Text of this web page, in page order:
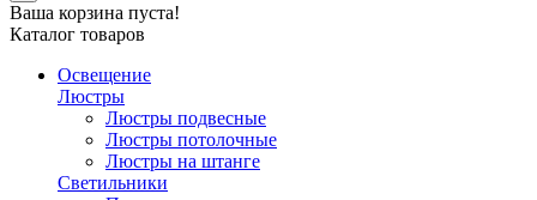
Ваша корзина пуста!
Каталог товаров
Освещение
Люстры
Люстры подвесные
Люстры потолочные
Люстры на штанге
Светильники